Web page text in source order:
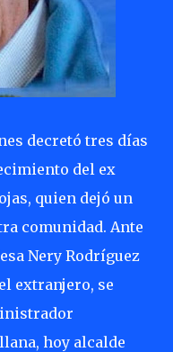
decretó tres días
del ex
quien dejó un
comunidad. Ante
Nery Rodríguez
extranjero, se
hoy alcalde